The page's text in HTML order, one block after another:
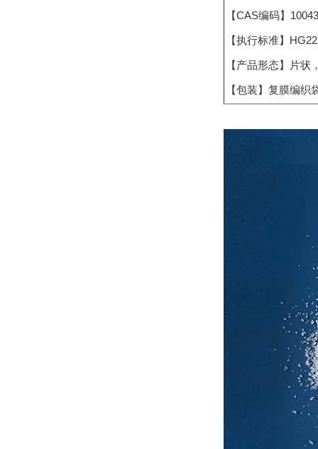
【CAS编码】
【执行标准】
【产品形态】片状
【包装】复膜编织